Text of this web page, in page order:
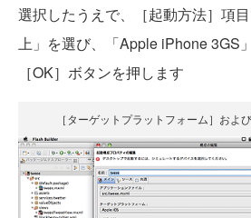
選択したうえで、［起動方法］項
上」を選び、「Apple iPhone 3GS
［OK］ボタンを押します
［ターゲットプラットフォーム］およ